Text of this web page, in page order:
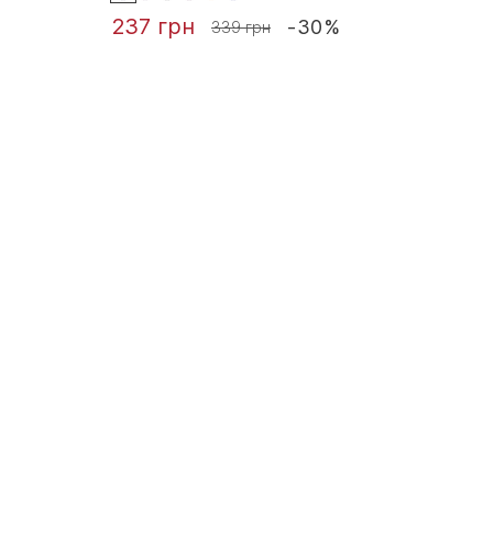
237 грн 339 грн -30%